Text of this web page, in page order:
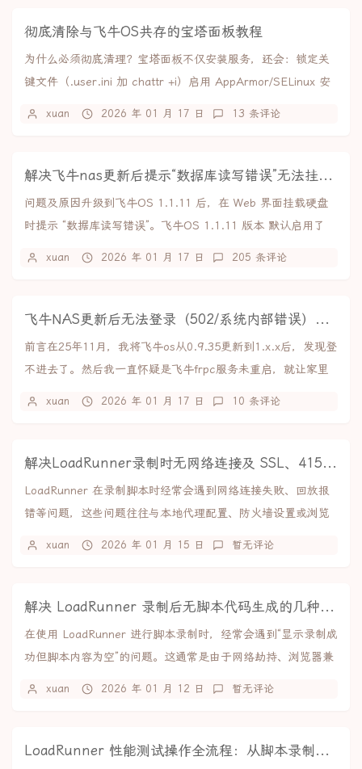
彻底清除与飞牛OS共存的宝塔面板教程
为什么必须彻底清理？宝塔面板不仅安装服务，还会：锁定关
键文件（.user.ini 加 chattr +i）启用 AppArmor/SELinux 安
xuan 2026 年 01 月 17 日 13 条评论
解决飞牛nas更新后提示“数据库读写错误”无法挂载硬盘
问题及原因升级到飞牛OS 1.1.11 后，在 Web 界面挂载硬盘
时提示 “数据库读写错误”。飞牛OS 1.1.11 版本 默认启用了
xuan 2026 年 01 月 17 日 205 条评论
飞牛NAS更新后无法登录（502/系统内部错误）解决方案
前言在25年11月，我将飞牛os从0.9.35更新到1.x.x后，发现登
不进去了。然后我一直怀疑是飞牛frpc服务未重启，就让家里
xuan 2026 年 01 月 17 日 10 条评论
解决LoadRunner录制时无网络连接及 SSL、415等回放错误
LoadRunner 在录制脚本时经常会遇到网络连接失败、回放报
错等问题，这些问题往往与本地代理配置、防火墙设置或浏览
xuan 2026 年 01 月 15 日 暂无评论
解决 LoadRunner 录制后无脚本代码生成的几种方案
在使用 LoadRunner 进行脚本录制时，经常会遇到“显示录制成
功但脚本内容为空”的问题。这通常是由于网络劫持、浏览器兼
xuan 2026 年 01 月 12 日 暂无评论
LoadRunner 性能测试操作全流程：从脚本录制到结果分析